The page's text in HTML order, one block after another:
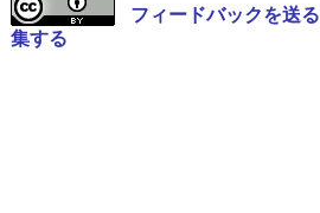
フィードバックを送る
集する